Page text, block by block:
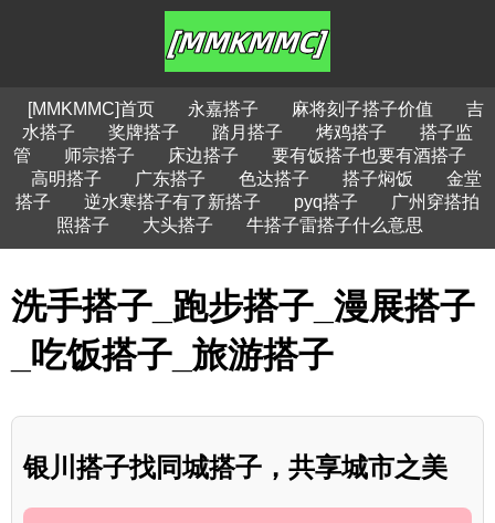
[MMKMMC]首页 永嘉搭子 麻将刻子搭子价值
吉
水搭子
奖牌搭子 踏月搭子 烤鸡搭子
搭子监
管
师宗搭子 床边搭子
要有饭搭子也要有酒搭子
高明搭子
广东搭子 色达搭子 搭子焖饭
金堂
搭子
逆水寒搭子有了新搭子 pyq搭子
广州穿搭拍
照搭子
大头搭子 牛搭子雷搭子什么意思
洗手搭子_跑步搭子_漫展搭子
_吃饭搭子_旅游搭子
银川搭子找同城搭子，共享城市之美